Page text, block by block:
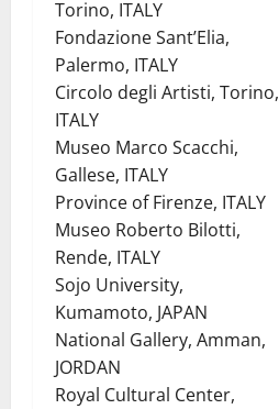
Torino, ITALY
Fondazione Sant’Elia,
Palermo, ITALY
Circolo degli Artisti, Torino,
ITALY
Museo Marco Scacchi,
Gallese, ITALY
Province of Firenze, ITALY
Museo Roberto Bilotti,
Rende, ITALY
Sojo University,
Kumamoto, JAPAN
National Gallery, Amman,
JORDAN
Royal Cultural Center,